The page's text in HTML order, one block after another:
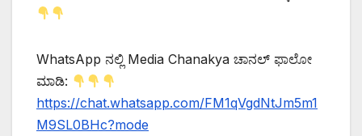
WhatsApp ನಲ್ಲಿ Media Chanakya ಚಾನಲ್ ಫಾಲೋ
ಮಾಡಿ:
https://chat.whatsapp.com/FM1qVgdNtJm5m1
M9SL0BHc?mode